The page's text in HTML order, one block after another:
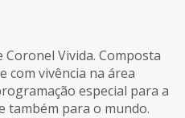
Coronel Vivida. Composta
com vivência na área
especial para a
também para o mundo.